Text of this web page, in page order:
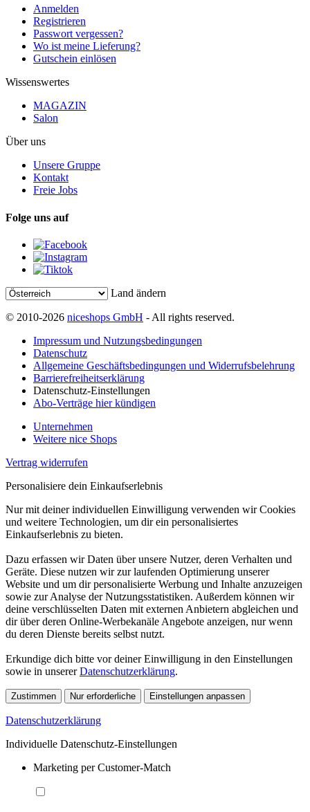
Anmelden
Registrieren
Passwort vergessen?
Wo ist meine Lieferung?
Gutschein einlösen
Wissenswertes
MAGAZIN
Salon
Über uns
Unsere Gruppe
Kontakt
Freie Jobs
Folge uns auf
Land ändern
© 2010-2026 niceshops GmbH - All rights reserved.
Impressum und Nutzungsbedingungen
Datenschutz
Allgemeine Geschäftsbedingungen und Widerrufsbelehrung
Barrierefreiheitserklärung
Datenschutz-Einstellungen
Abo-Verträge hier kündigen
Unternehmen
Weitere nice Shops
Vertrag widerrufen
Personalisiere dein Einkaufserlebnis
Nur mit deiner individuellen Einwilligung verwenden wir Cookies
und weitere Technologien, um dir ein personalisiertes
Einkaufserlebnis zu bieten.
Dazu erfassen wir Daten über unsere Nutzer, deren Verhalten und
Geräte. Diese nutzen wir zur laufenden Optimierung unserer
Website und um dir personalisierte Werbung und Inhalte anzuzeigen
sowie zur Analyse der Nutzungsstatistiken. Außerdem können wir
deine verschlüsselten Daten mit externen Anbietern abgleichen und
dir über deren Online-Werbekanäle Angebote anzeigen, nur wenn
du deren Dienste bereits selbst nutzt.
Erkundige dich bitte vor deiner Einwilligung in den Einstellungen
sowie in unsererDatenschutzerklärung.
Zustimmen Nur erforderliche Einstellungen anpassen
Datenschutzerklärung
Individuelle Datenschutz-Einstellungen
Marketing per Customer-Match